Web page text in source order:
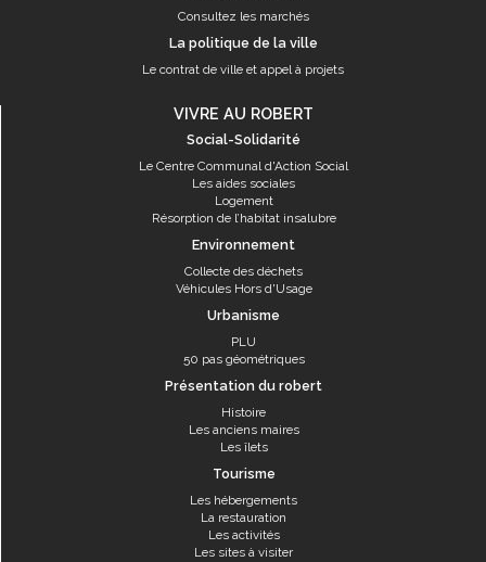
Consultez les marchés
La politique de la ville
Le contrat de ville et appel à projets
VIVRE AU ROBERT
Social-Solidarité
Le Centre Communal d'Action Social
Les aides sociales
Logement
Résorption de l’habitat insalubre
Environnement
Collecte des déchets
Véhicules Hors d'Usage
Urbanisme
PLU
50 pas géométriques
Présentation du robert
Histoire
Les anciens maires
Les îlets
Tourisme
Les hébergements
La restauration
Les activités
Les sites à visiter